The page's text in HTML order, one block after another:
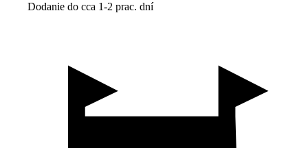
Dodanie do cca 1-2 prac. dní